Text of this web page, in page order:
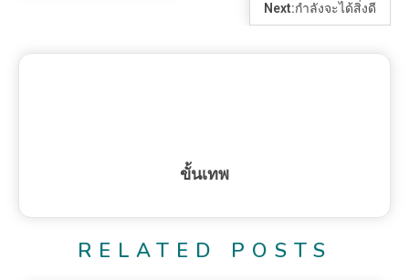
Next:กำลังจะได้สิ่งดี
ขั้นเทพ
RELATED POSTS